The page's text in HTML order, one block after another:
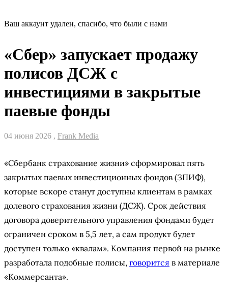
Ваш аккаунт удален, спасибо, что были с нами
«Сбер» запускает продажу
полисов ДСЖ с
инвестициями в закрытые
паевые фонды
04 июня 2026 , Frank Media
«Сбербанк страхование жизни» сформировал пять
закрытых паевых инвестиционных фондов (ЗПИФ),
которые вскоре станут доступны клиентам в рамках
долевого страхования жизни (ДСЖ). Срок действия
договора доверительного управления фондами будет
ограничен сроком в 5,5 лет, а сам продукт будет
доступен только «квалам». Компания первой на рынке
разработала подобные полисы, говорится в материале
«Коммерсанта».